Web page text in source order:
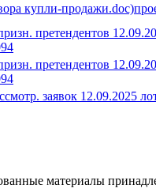
материалы